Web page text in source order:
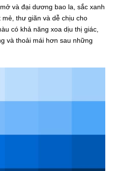
và đại dương bao la, sắc xanh
thư giãn và dễ chịu cho
có khả năng xoa dịu thị giác,
và thoải mái hơn sau những